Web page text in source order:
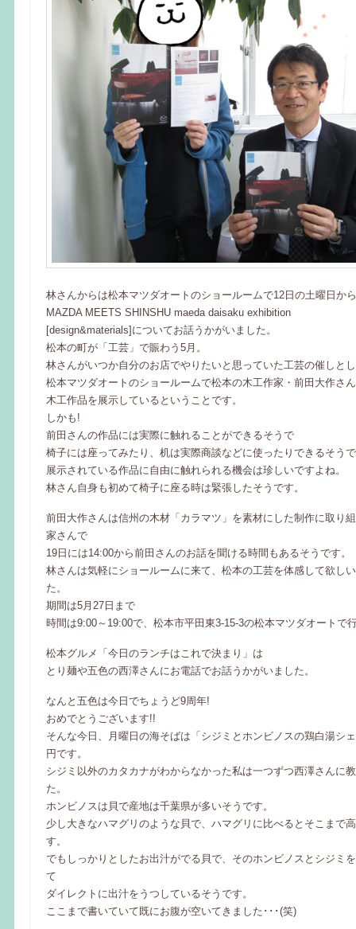
林さんからは松本マツダオートのショールームで12日の土曜日か
MAZDA MEETS SHINSHU maeda daisaku exhibition
[design&materials]についてお話うかがいました。
松本の町が「工芸」で賑わう5月。
林さんがいつか自分のお店でやりたいと思っていた工芸の催しと
松本マツダオートのショールームで松本の木工作家・前田大作さ
木工作品を展示しているということです。
しかも!
前田さんの作品には実際に触れることができるそうで
椅子には座ってみたり、机は実際商談などに使ったりできるそう
展示されている作品に自由に触れられる機会は珍しいですよね。
林さん自身も初めて椅子に座る時は緊張したそうです。
前田大作さんは信州の木材「カラマツ」を素材にした制作に取り
家さんで
19日には14:00から前田さんのお話を聞ける時間もあるそうです。
林さんは気軽にショールームに来て、松本の工芸を体感して欲し
た。
期間は5月27日まで
時間は9:00～19:00で、松本市平田東3-15-3の松本マツダオートで
松本グルメ「今日のランチはこれで決まり」は
とり麺や五色の西澤さんにお電話でお話うかがいました。
なんと五色は今日でちょうど9周年!
おめでとうございます!!
そんな今日、月曜日の海そばは「シジミとホンビノスの鶏白湯シ
円です。
シジミ以外のカタカナがわからなかった私は一つずつ西澤さんに
た。
ホンビノスは貝で産地は千葉県が多いそうです。
少し大きなハマグリのような貝で、ハマグリに比べるとそこまで
す。
でもしっかりとしたお出汁がでる貝で、そのホンビノスとシジミ
て
ダイレクトに出汁をうつしているそうです。
ここまで書いていて既にお腹が空いてきました･･･(笑)